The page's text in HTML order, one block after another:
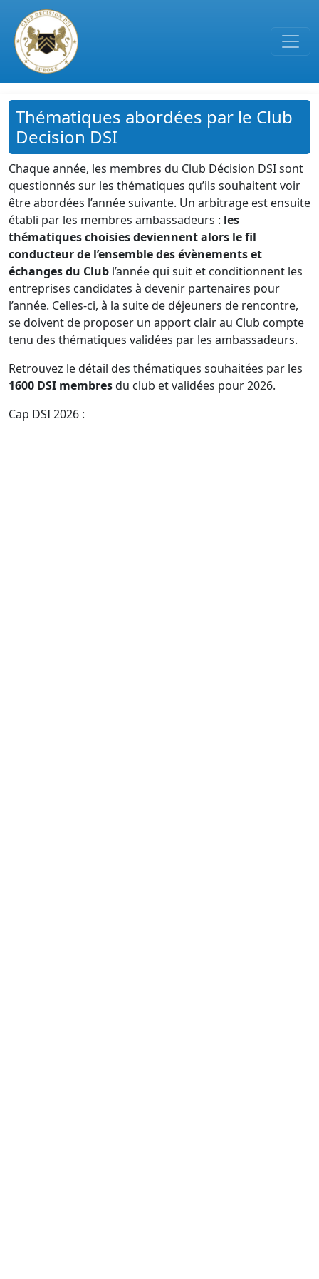
Passer au contenu principal
Thématiques abordées par le Club
Decision DSI
Chaque année, les membres du Club Décision DSI sont
questionnés sur les thématiques qu’ils souhaitent voir
être abordées l’année suivante. Un arbitrage est ensuite
établi par les membres ambassadeurs : les
thématiques choisies deviennent alors le fil
conducteur de l’ensemble des évènements et
échanges du Club l’année qui suit et conditionnent les
entreprises candidates à devenir partenaires pour
l’année. Celles-ci, à la suite de déjeuners de rencontre,
se doivent de proposer un apport clair au Club compte
tenu des thématiques validées par les ambassadeurs.
Retrouvez le détail des thématiques souhaitées par les
1600 DSI membresdu club et validées pour 2026.
Cap DSI 2026 :